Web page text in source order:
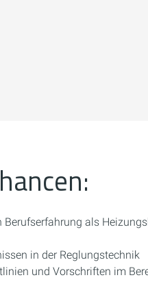
als
in der Reglungstechnik
und Vorschriften im